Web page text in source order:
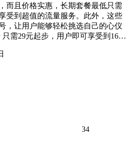
而且价格实惠，长期套餐最低只需
受到超值的流量服务。此外，这些
，让用户能够轻松挑选自己的心仪
只需29元起步，用户即可享受到16…
34